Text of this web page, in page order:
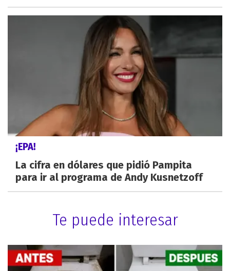
¡EPA!
La cifra en dólares que pidió Pampita
para ir al programa de Andy Kusnetzoff
Te puede interesar